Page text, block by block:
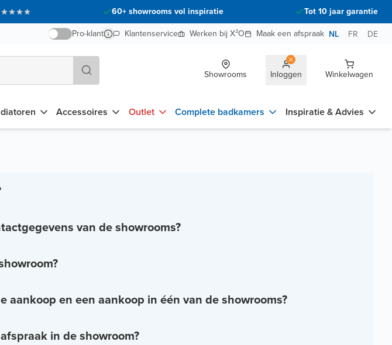
60+ showrooms vol inspiratie
Tot 10 jaar garantie
Pro-klant
Klantenservice Werken bij X²O Maak een afspraak NL FR DE
Showrooms Inloggen Winkelwagen
Accessoires Outlet Complete badkamers Inspiratie & Advies
van de showrooms?
aankoop en een aankoop in één van de showrooms?
in de showroom?